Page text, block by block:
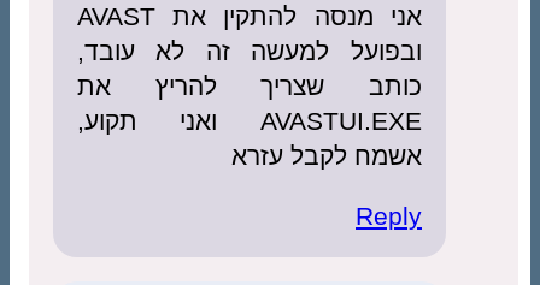
אני מנסה להתקין את AVAST
ובפועל למעשה זה לא עובד,
כותב שצריך להריץ את
AVASTUI.EXE ואני תקוע,
אשמח לקבל עזרא
Reply